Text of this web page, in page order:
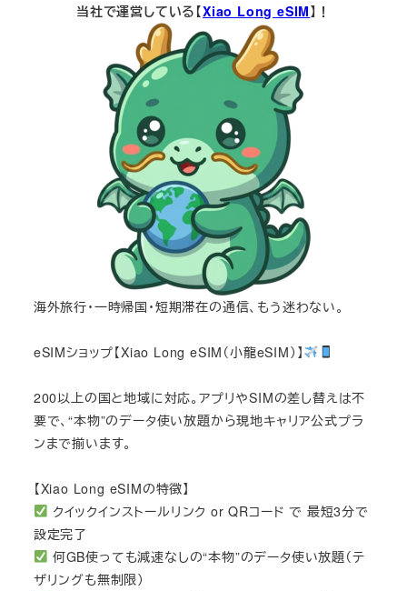
当社で運営している【Xiao Long eSIM】！
海外旅行・一時帰国・短期滞在の通信、もう迷わない。
eSIMショップ【Xiao Long eSIM（小龍eSIM）】
200以上の国と地域に対応。アプリやSIMの差し替えは不
要で、“本物”のデータ使い放題から現地キャリア公式プラ
ンまで揃います。
【Xiao Long eSIMの特徴】
クイックインストールリンク or QRコード で 最短3分で
設定完了
何GB使っても減速なしの“本物”のデータ使い放題（テ
ザリングも無制限）